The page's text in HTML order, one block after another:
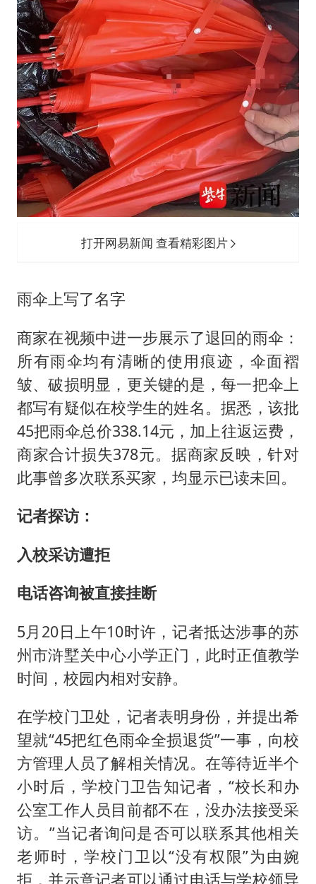
打开网易新闻 查看精彩图片
雨伞上写了名字
商家在视频中进一步展示了退回的雨伞：
所有雨伞均有清晰的使用痕迹，伞面褶
皱、破损明显，更关键的是，每一把伞上
都写有疑似在校学生的姓名。据悉，该批
45把雨伞总价338.14元，加上往返运费，
商家合计损失378元。据商家反映，针对
此事曾多次联系买家，均显示已读未回。
记者探访：
入校采访遭拒
电话咨询被直接挂断
5月20日上午10时许，记者抵达涉事的苏
州市浒墅关中心小学正门，此时正值教学
时间，校园内相对安静。
在学校门卫处，记者表明身份，并提出希
望就“45把红色雨伞全损退货”一事，向校
方管理人员了解相关情况。在等待近半个
小时后，学校门卫告知记者，“校长和办
公室工作人员目前都不在，没办法接受采
访。”当记者询问是否可以联系其他相关
老师时，学校门卫以“没有权限”为由婉
拒，并示意记者可以通过电话与学校领导